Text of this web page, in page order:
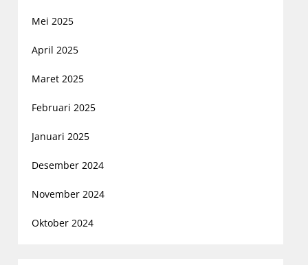
Mei 2025
April 2025
Maret 2025
Februari 2025
Januari 2025
Desember 2024
November 2024
Oktober 2024